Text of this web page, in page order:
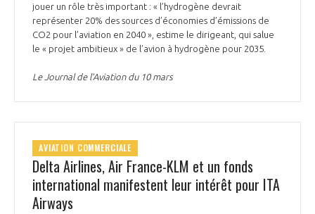
jouer un rôle très important : « l’hydrogène devrait
représenter 20% des sources d’économies d’émissions de
CO2 pour l’aviation en 2040 », estime le dirigeant, qui salue
le « projet ambitieux » de l’avion à hydrogène pour 2035.
Le Journal de l’Aviation du 10 mars
AVIATION COMMERCIALE
Delta Airlines, Air France-KLM et un fonds
international manifestent leur intérêt pour ITA
Airways